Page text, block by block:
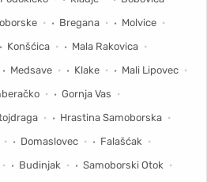
Bregana
Molvice
Konšćica
Mala Rakovica
Medsave Klake
Mali Lipovec
Gornja Vas
Hrastina Samoborska
Domaslovec
Falašćak
Budinjak
Samoborski Otok